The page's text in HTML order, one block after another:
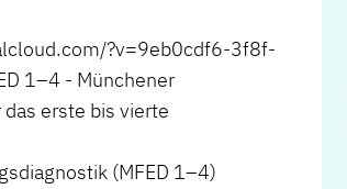
?v=9eb0cdf6-3f8f-
1–4 - Münchener
erste bis vierte
(MFED 1–4)